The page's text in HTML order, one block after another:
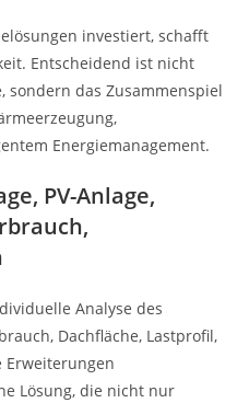
investiert, schafft
Entscheidend ist nicht
sondern das Zusammenspiel
Energiemanagement.
PV-Anlage,
Analyse des
Dachfläche, Lastprofil,
Lösung, die nicht nur